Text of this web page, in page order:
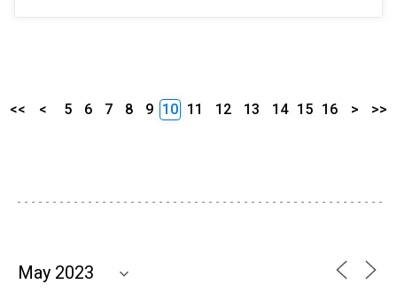
<< < 5 6 7 8 9 10 11 12 13 14 15 16 > >>